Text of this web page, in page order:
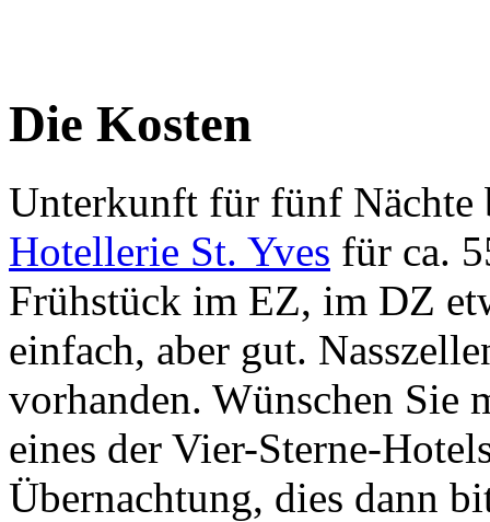
Die Kosten
Unterkunft für fünf Nächte
Hotellerie St. Yves für ca.
Frühstück im EZ, im DZ
einfach, aber gut.
vorhanden. Wünschen
eines der Vier-Sterne-
Übernachtung, dies dann